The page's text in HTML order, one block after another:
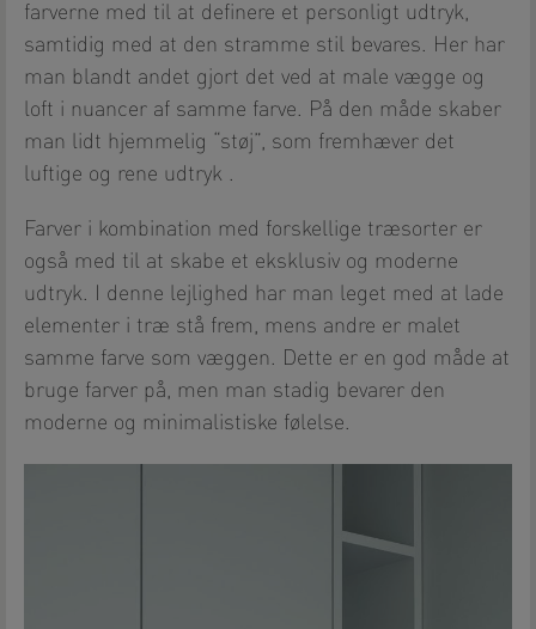
farverne med til at definere et personligt udtryk,
samtidig med at den stramme stil bevares. Her har
man blandt andet gjort det ved at male vægge og
loft i nuancer af samme farve. På den måde skaber
man lidt hjemmelig “støj”, som fremhæver det
luftige og rene udtryk .
Farver i kombination med forskellige træsorter er
også med til at skabe et eksklusiv og moderne
udtryk. I denne lejlighed har man leget med at lade
elementer i træ stå frem, mens andre er malet
samme farve som væggen. Dette er en god måde at
bruge farver på, men man stadig bevarer den
moderne og minimalistiske følelse.